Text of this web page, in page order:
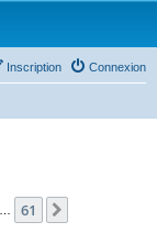
Connexion
Inscription
61